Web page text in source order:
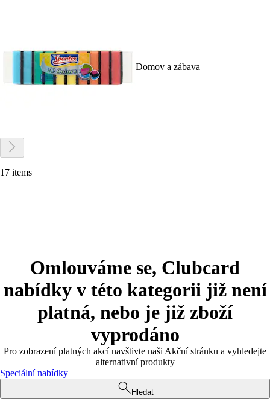
Domov a zábava
17 items
Omlouváme se, Clubcard
nabídky v této kategorii již není
platná, nebo je již zboží
vyprodáno
Pro zobrazení platných akcí navštivte naši Akční stránku a vyhledejte
alternativní produkty
Speciální nabídky
Hledat